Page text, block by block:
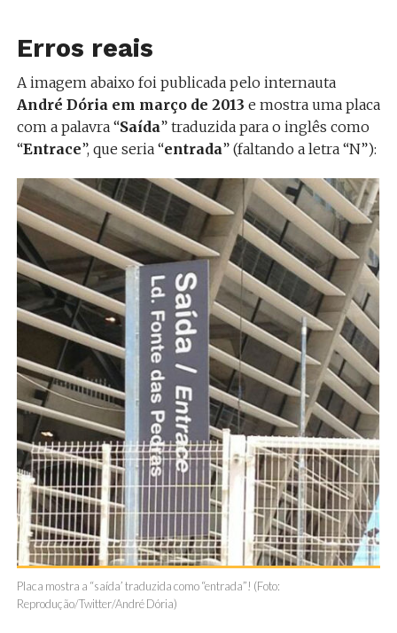
Erros reais
A imagem abaixo foi publicada pelo internauta
André Dória em março de 2013 e mostra uma placa
com a palavra “Saída” traduzida para o inglês como
“Entrace”, que seria “entrada” (faltando a letra “N”):
Placa mostra a “saída’ traduzida como “entrada”! (Foto:
Reprodução/Twitter/André Dória)